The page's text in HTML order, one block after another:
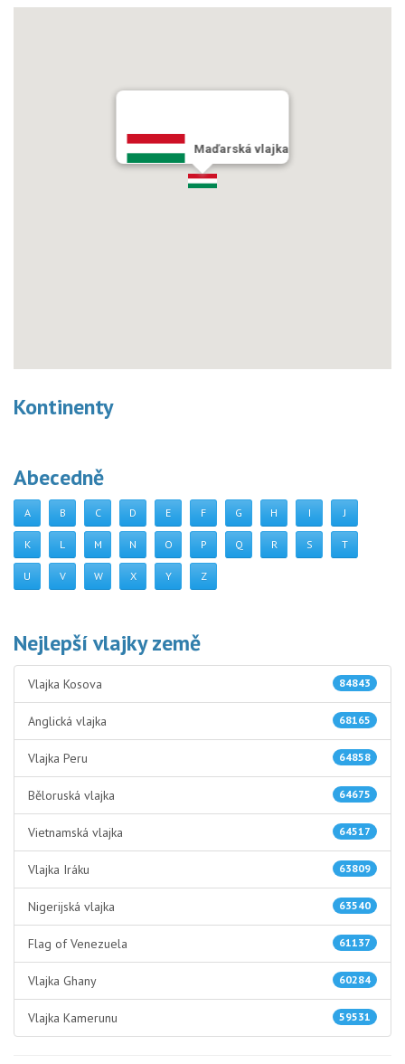
Maďarská vlajka
Kontinenty
Abecedně
A B C D E F G H I J
K L M N O P Q R S T
U V W X Y Z
Nejlepší vlajky země
84843
Vlajka Kosova
68165
Anglická vlajka
64858
Vlajka Peru
64675
Běloruská vlajka
64517
Vietnamská vlajka
63809
Vlajka Iráku
63540
Nigerijská vlajka
61137
Flag of Venezuela
60284
Vlajka Ghany
59531
Vlajka Kamerunu